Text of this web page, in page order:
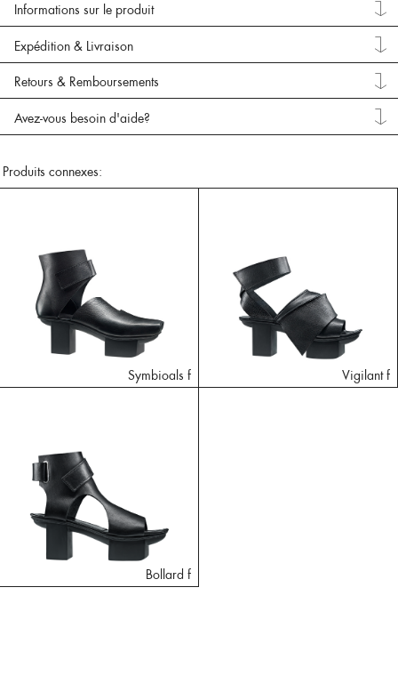
Informations sur le produit
Expédition & Livraison
Retours & Remboursements
Avez-vous besoin d'aide?
Produits connexes:
Symbioals f Vigilant f
Bollard f